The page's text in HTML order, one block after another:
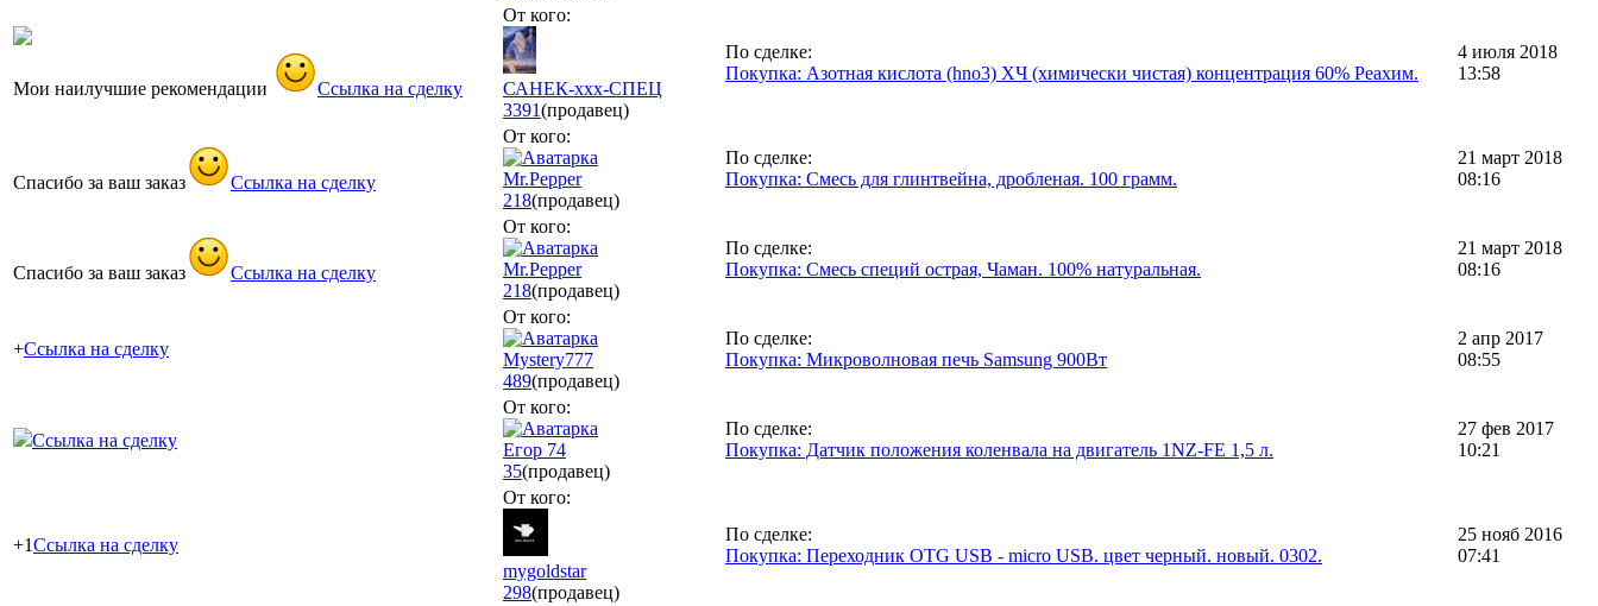
Мои наилучшие рекомендации Ссылка на сделку
От кого:
САНЕК-ххх-СПЕЦ
3391(продавец)
По сделке:
Покупка: Азотная кислота (hno3) ХЧ (химически чистая) концентрация 60% Реахим.
4 июля 2018
13:58
Спасибо за ваш заказ Ссылка на сделку
От кого:
Mr.Pepper
218(продавец)
По сделке:
Покупка: Смесь для глинтвейна, дробленая. 100 грамм.
21 март 2018
08:16
Спасибо за ваш заказ Ссылка на сделку
От кого:
Mr.Pepper
218(продавец)
По сделке:
Покупка: Смесь специй острая, Чаман. 100% натуральная.
21 март 2018
08:16
+Ссылка на сделку
От кого:
Mystery777
489(продавец)
По сделке:
Покупка: Микроволновая печь Samsung 900Вт
2 апр 2017
08:55
Ссылка на сделку
От кого:
Егор 74
35(продавец)
По сделке:
Покупка: Датчик положения коленвала на двигатель 1NZ-FE 1,5 л.
27 фев 2017
10:21
+1Ссылка на сделку
От кого:
mygoldstar
298(продавец)
По сделке:
Покупка: Переходник OTG USB - micro USB. цвет черный. новый. 0302.
25 нояб 2016
07:41